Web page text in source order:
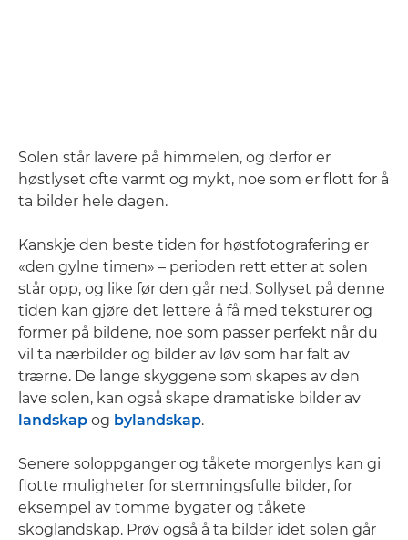
Solen står lavere på himmelen, og derfor er
høstlyset ofte varmt og mykt, noe som er flott for å
ta bilder hele dagen.
Kanskje den beste tiden for høstfotografering er
«den gylne timen» – perioden rett etter at solen
står opp, og like før den går ned. Sollyset på denne
tiden kan gjøre det lettere å få med teksturer og
former på bildene, noe som passer perfekt når du
vil ta nærbilder og bilder av løv som har falt av
trærne. De lange skyggene som skapes av den
lave solen, kan også skape dramatiske bilder av
landskap og bylandskap.
Senere soloppganger og tåkete morgenlys kan gi
flotte muligheter for stemningsfulle bilder, for
eksempel av tomme bygater og tåkete
skoglandskap. Prøv også å ta bilder idet solen går